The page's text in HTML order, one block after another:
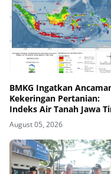
BMKG Ingatkan
Kekeringan Pertanian:
Indeks Air Tanah Jawa
Agustus 2026 Masuk
Kategori Kurang
August 05, 2026